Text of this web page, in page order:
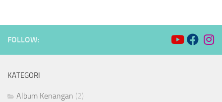
FOLLOW:
KATEGORI
Album Kenangan (2)